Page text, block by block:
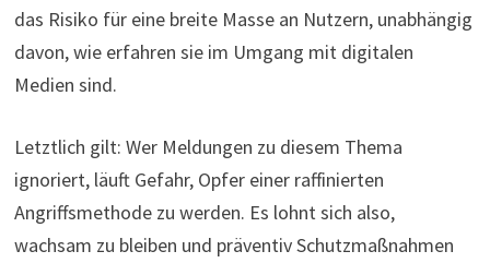
das Risiko für eine breite Masse an Nutzern, unabhängig
davon, wie erfahren sie im Umgang mit digitalen
Medien sind.
Letztlich gilt: Wer Meldungen zu diesem Thema
ignoriert, läuft Gefahr, Opfer einer raffinierten
Angriffsmethode zu werden. Es lohnt sich also,
wachsam zu bleiben und präventiv Schutzmaßnahmen